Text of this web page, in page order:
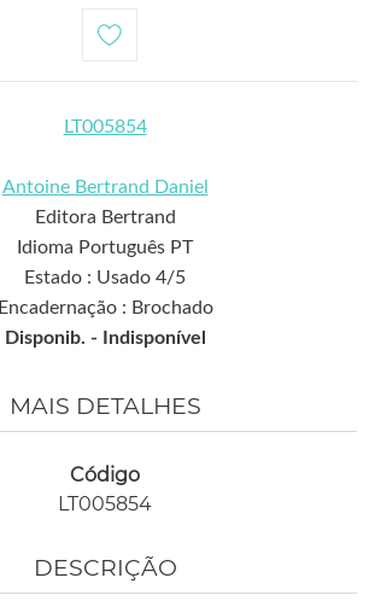
LT005854
Antoine Bertrand Daniel
Editora Bertrand
Idioma Português PT
Estado : Usado 4/5
Encadernação : Brochado
Disponib. -
Indisponível
MAIS DETALHES
Código
LT005854
DESCRIÇÃO